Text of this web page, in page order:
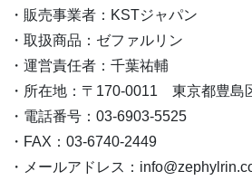
・販売事業者：KSTジャパン
・取扱商品：ゼファルリン
・運営責任者：千葉祐輔
・所在地：〒170-0011 東京都豊島
・電話番号：03-6903-5525
・FAX：03-6740-2449
・メールアドレス：